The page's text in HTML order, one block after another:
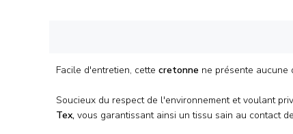
Facile d'entretien, cette cretonne ne présente aucune
Soucieux du respect de l'environnement et voulant
Tex, vous garantissant ainsi un tissu sain au contact